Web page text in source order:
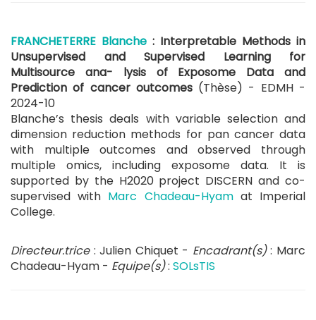
FRANCHETERRE Blanche : Interpretable Methods in
Unsupervised and Supervised Learning for
Multisource ana- lysis of Exposome Data and
Prediction of cancer outcomes (Thèse) - EDMH -
2024-10
Blanche’s thesis deals with variable selection and
dimension reduction methods for pan cancer data
with multiple outcomes and observed through
multiple omics, including exposome data. It is
supported by the H2020 project DISCERN and co-
supervised with Marc Chadeau-Hyamat Imperial
College.
Directeur.trice : Julien Chiquet - Encadrant(s): Marc
Chadeau-Hyam - Equipe(s): SOLsTIS